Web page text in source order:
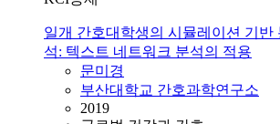
일개 간호대학생의 시뮬레이션 기반
석: 텍스트 네트워크 분석의 적용
문미경
부산대학교 간호과학연구소
2019